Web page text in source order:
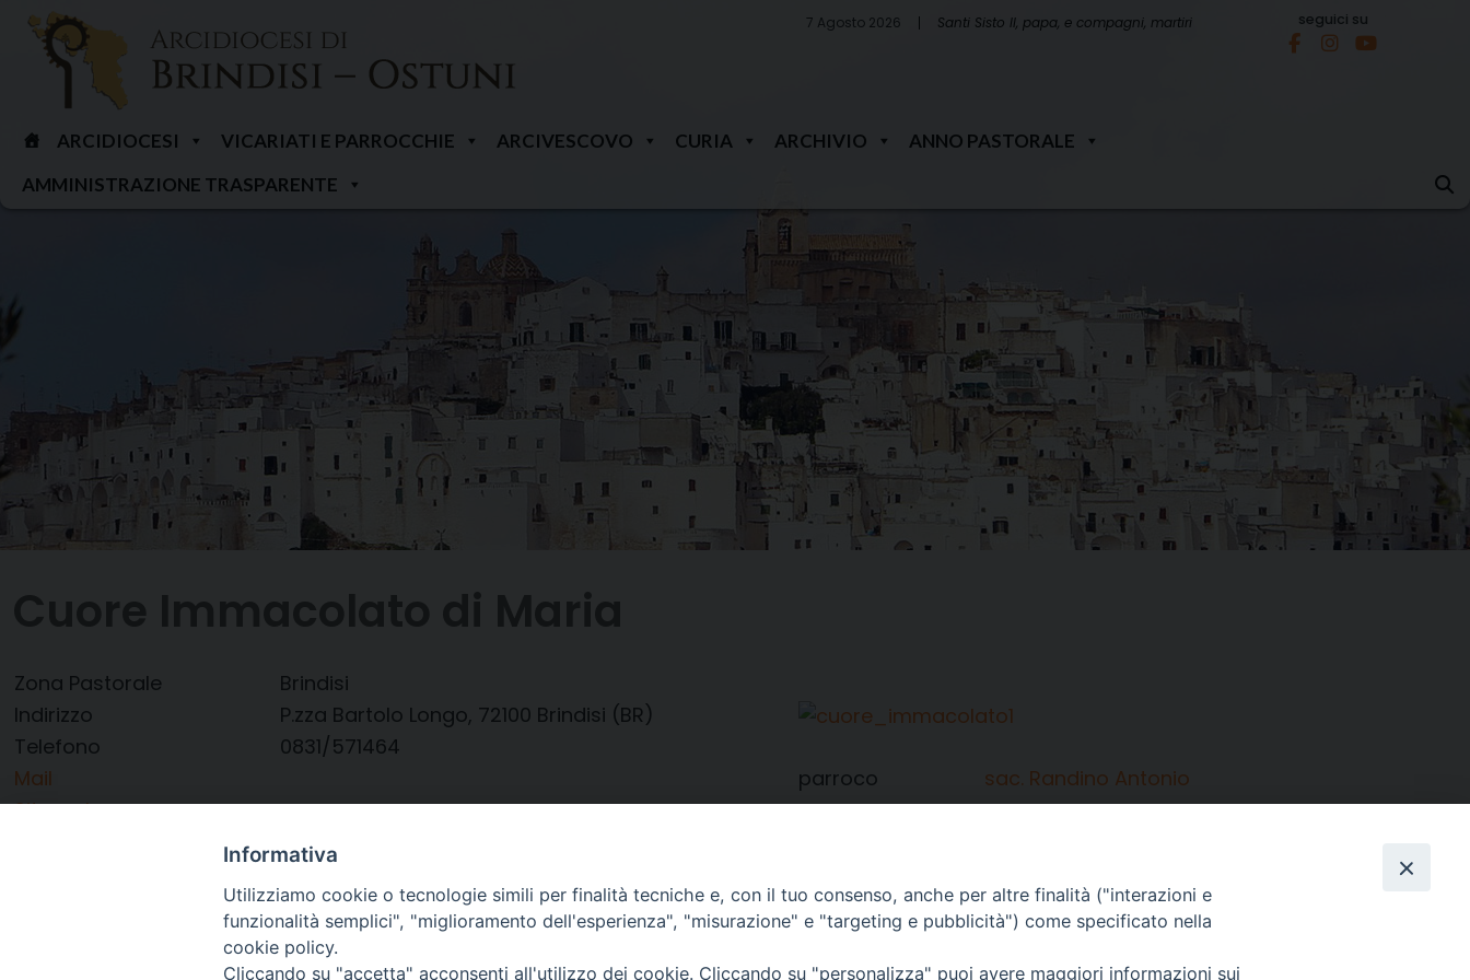
Skip
content
7 Agosto 2026 Santi Sisto II, papa, e compagni, martiri seguici su
ARCIDIOCESI VICARIATI E PARROCCHIE ARCIVESCOVO CURIA ARCHIVIO
ANNO PASTORALE
AMMINISTRAZIONE TRASPARENTE
Zona Pastorale
Brindisi
Indirizzo
P.zza Bartolo Longo, 72100 Brindisi (BR)
Telefono
0831/571464
Mail
parroco
sac. Randino Antonio
Sito web
Informativa
Utilizziamo cookie o tecnologie simili per finalità tecniche e, con il tuo consenso, anche per altre finalità ("interazioni e
funzionalità semplici", "miglioramento dell'esperienza", "misurazione" e "targeting e pubblicità") come specificato nella
cookie policy.
Cliccando su "accetta" acconsenti all'utilizzo dei cookie. Cliccando su "personalizza" puoi avere maggiori informazioni sui